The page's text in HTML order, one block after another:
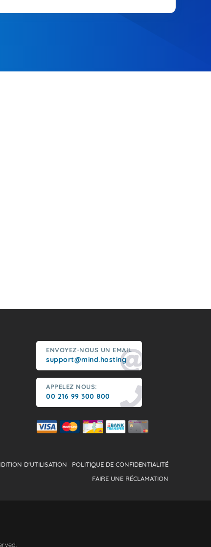
ENVOYEZ-NOUS UN EMAIL
support@mind.hosting
APPELEZ NOUS:
00 216 99 300 800
POLITIQUE DE CONFIDENTIALITÉ
D'UTILISATION
FAIRE UNE RÉCLAMATION